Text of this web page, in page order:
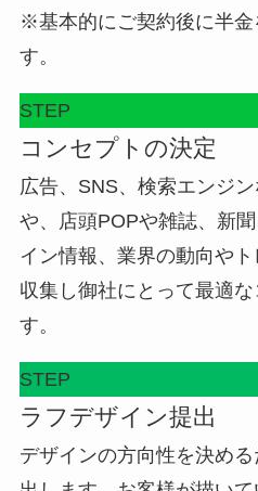
※基本的にご契約後に半金
す。
STEP
コンセプトの決定
広告、SNS、検索エンジ
や、店頭POPや雑誌、新
イン情報、業界の動向や
収集し御社にとって最適
す。
STEP
ラフデザイン提出
デザインの方向性を決め